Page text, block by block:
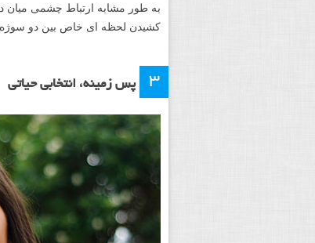
به طور مشابه ارتباط چشمی میان
کشیدن لحظه ای خاص بین دو
۳ پس زمینه، انتخابی حیاتی